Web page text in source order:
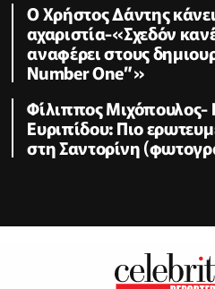
Ο Χρήστος Δάντης
αχαριστία-«Σχεδόν
αναφέρει στους
Number One”»
Φίλιππος Μιχόπουλος-
Ευριπίδου: Πιο
στη Σαντορίνη